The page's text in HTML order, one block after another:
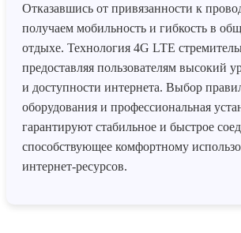
Отказавшись от привязанности к
получаем мобильность и гибкость в
отдыхе. Технология 4G LTE
предоставляя пользователям высокий
и доступности интернета. Выбор
оборудования и профессиональная
гарантируют стабильное и быстрое
способствующее комфортному
интернет-ресурсов.